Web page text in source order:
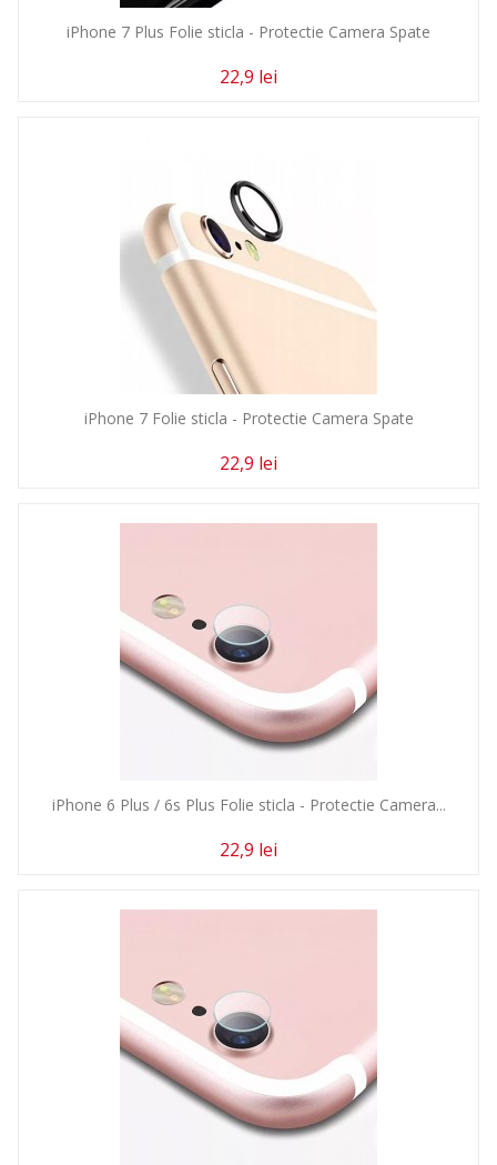
iPhone 7 Plus Folie sticla - Protectie Camera Spate
22,9 lei
iPhone 7 Folie sticla - Protectie Camera Spate
22,9 lei
iPhone 6 Plus / 6s Plus Folie sticla - Protectie Camera...
22,9 lei